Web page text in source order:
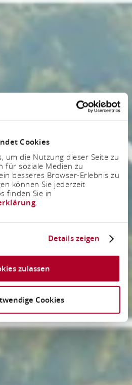
Cookies
um die Nutzung dieser Seite zu
für soziale Medien zu
besseres Browser-Erlebnis zu
können Sie jederzeit
finden Sie in
.
Details zeigen
zulassen
Cookies